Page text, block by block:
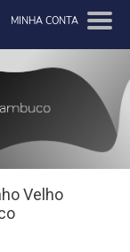
MINHA CONTA
Velho